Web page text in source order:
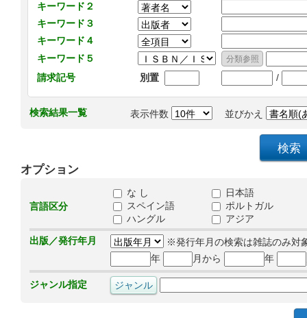
キーワード２
キーワード３
キーワード４
キーワード５
請求記号
別置 /
検索結果一覧 表示件数 並びかえ
オプション
言語区分
な し
日本語
スペイン語
ポルトガル
ハングル
アジア
出版／発行年月
※発行年月の検索は雑誌のみ対
年
月から 年
ジャンル指定